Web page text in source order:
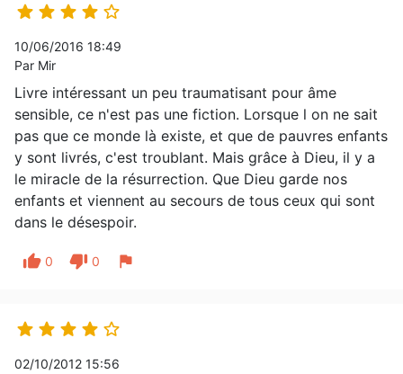
    
10/06/2016 18:49
Par Mir
Livre intéressant un peu traumatisant pour âme
sensible, ce n'est pas une fiction. Lorsque l on ne sait
pas que ce monde là existe, et que de pauvres enfants
y sont livrés, c'est troublant. Mais grâce à Dieu, il y a
le miracle de la résurrection. Que Dieu garde nos
enfants et viennent au secours de tous ceux qui sont
dans le désespoir.
thumb_up 0 thumb_down 0 flag
    
02/10/2012 15:56